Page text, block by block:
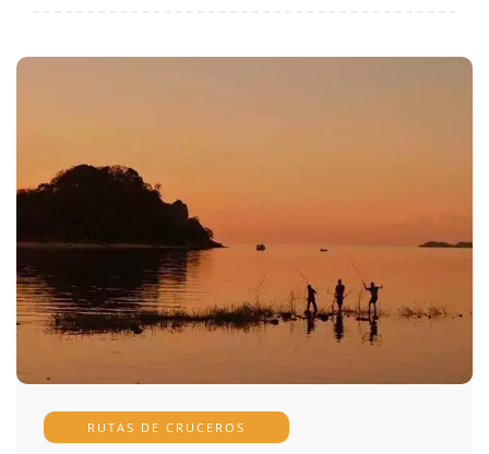
RUTAS DE CRUCEROS